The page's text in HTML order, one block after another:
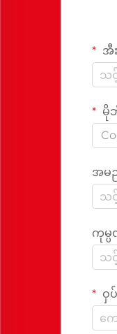
အီ
မို
အမ
ကုမ္
ဝှ